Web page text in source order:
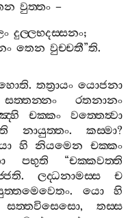
වුත‍්තං –
දුල‍්ලභදස‍්සනං;
තෙන වුච‍්චතී”ති.
. තත්‍රායං යොජනා
සත‍්තන‍්නං
රතනානං
චක‍්කං
වත‍්තෙත්‍වා
නායුත‍්තං.කස‍්මා?
හි නියමෙන
චක‍්කං
පභුති “චක‍්කවත‍්ති
. ලද‍්ධනාමස‍්ස
ච
. යො
හි
සත‍්තවිසෙසො, තස‍්ස